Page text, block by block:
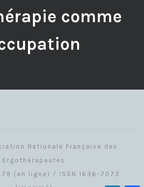
comme
Nationale Française des
Ergothérapeutes
(en ligne) / ISSN 1636-7073